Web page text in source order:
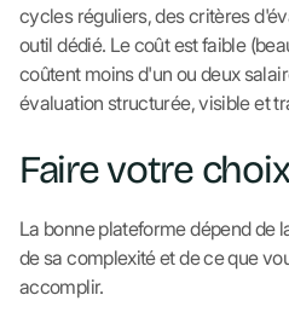
cycles réguliers, des critères
outil dédié. Le coût est faible
coûtent moins d'un ou deux
évaluation structurée, visible et
Faire votre choix
La bonne plateforme dépend de
de sa complexité et de ce que
accomplir.